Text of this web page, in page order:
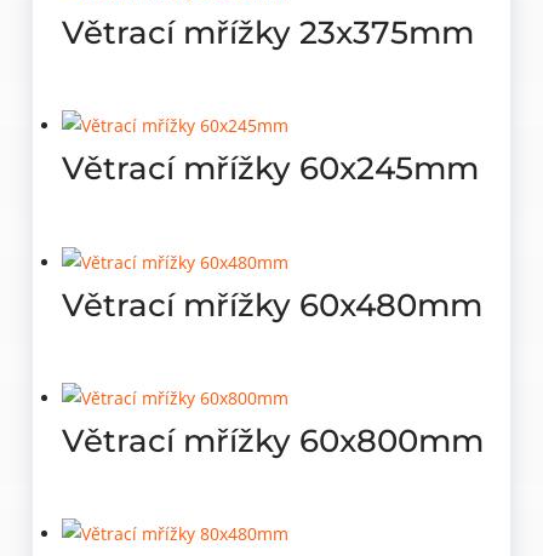
Větrací mřížky 23x375mm
Větrací mřížky 60x245mm
Větrací mřížky 60x480mm
Větrací mřížky 60x800mm